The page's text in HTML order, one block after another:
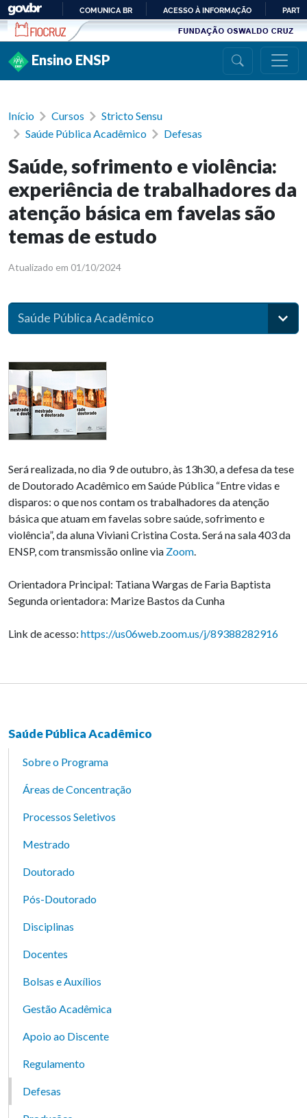
Ir para conteúdo
PARA
COMUNICA BR ACESSO À INFORMAÇÃO
Ensino ENSP
Início Cursos
Stricto Sensu
Saúde Pública Acadêmico
Defesas
Saúde, sofrimento e violência:
experiência de trabalhadores da
atenção básica em favelas são
temas de estudo
Atualizado em 01/10/2024
Saúde Pública Acadêmico
Será realizada, no dia 9 de outubro, às 13h30, a defesa da tese
de Doutorado Acadêmico em Saúde Pública “Entre vidas e
disparos: o que nos contam os trabalhadores da atenção
básica que atuam em favelas sobre saúde, sofrimento e
violência”, da aluna Viviani Cristina Costa. Será na sala 403 da
ENSP, com transmissão online via Zoom
Orientadora Principal: Tatiana Wargas de Faria Baptista
Segunda orientadora: Marize Bastos da Cunha
Link de acesso: https://us06web.zoom.us/j/89388282916
Saúde Pública Acadêmico
Sobre o Programa
Áreas de Concentração
Processos Seletivos
Mestrado
Doutorado
Pós-Doutorado
Disciplinas
Docentes
Bolsas e Auxílios
Gestão Acadêmica
Apoio ao Discente
Regulamento
Defesas